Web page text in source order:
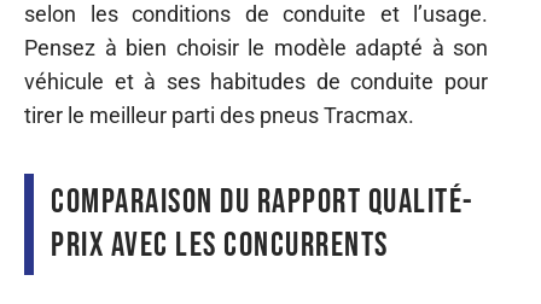
selon les conditions de conduite et l’usage.
Pensez à bien choisir le modèle adapté à son
véhicule et à ses habitudes de conduite pour
tirer le meilleur parti des pneus Tracmax.
Comparaison du rapport qualité-
prix avec les concurrents